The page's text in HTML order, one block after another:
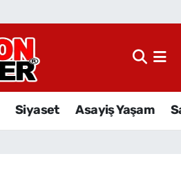
Siyaset Asayiş Yaşam